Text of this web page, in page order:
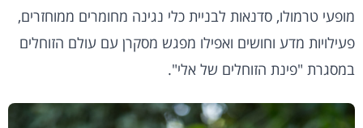
מופעי טרמולו, סדנאות לבניית כלי נגינה מחומרים ממוחזרים,
פעילויות מדע וחושים ואפילו מפגש מסקרן עם עולם הזוחלים
במסגרת "פינת הזוחלים של אלי".